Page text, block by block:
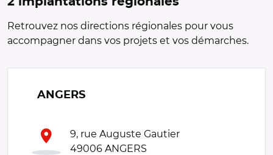
Retrouvez nos directions régionales pour vous
accompagner dans vos projets et vos démarches.
ANGERS
9, rue Auguste Gautier
49006 ANGERS